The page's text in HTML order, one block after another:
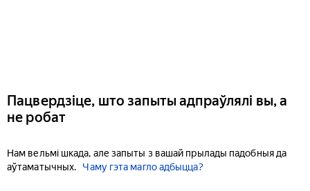
Пацвердзіце, што запыты адпраўлялі вы, а
не робат
Нам вельмі шкада, але запыты з вашай прылады падобныя да
аўтаматычных.
Чаму гэта магло адбыцца?